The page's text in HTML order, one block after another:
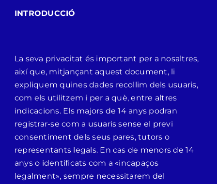
Contacte
INTRODUCCIÓ
La seva privacitat és important per a nosaltres,
així que, mitjançant aquest document, li
expliquem quines dades recollim dels usuaris,
com els utilitzem i per a què, entre altres
indicacions. Els majors de 14 anys podran
registrar-se com a usuaris sense el previ
consentiment dels seus pares, tutors o
representants legals. En cas de menors de 14
anys o identificats com a «incapaços
legalment», sempre necessitarem del